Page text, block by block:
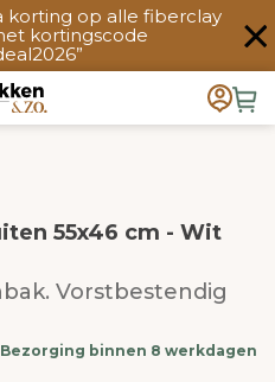
korting op alle fiberclay
kortingscode
55x46 cm - Wit
Vorstbestendig
Bezorging binnen 8 werkdagen